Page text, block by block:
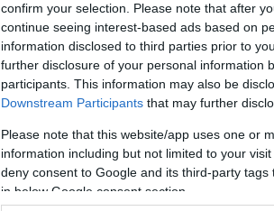
confirm your selection. Please note that after
continue seeing interest-based ads based on
information disclosed to third parties prior to
further disclosure of your personal information
participants. This information may also be
Downstream Participants that may further
Please note that this website/app uses one or
information including but not limited to your
deny consent to Google and its third-party
in below Google consent section.